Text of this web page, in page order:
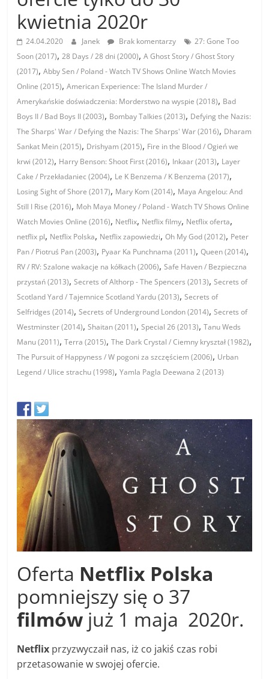
kwietnia 2020r
24.04.2020 Janek Brak komentarzy
27: Gone Too
Soon (2017),28 Days / 28 dni (2000),A Ghost Story / Ghost Story
(2017),Abby Sen / Poland - Watch TV Shows Online Watch Movies
Online (2015),American Experience: The Island Murder /
Amerykańskie doświadczenia: Morderstwo na wyspie (2018), Bad
Boys II / Bad Boys II (2003), Bombay Talkies (2013), Defying the Nazis:
The Sharps' War / Defying the Nazis: The Sharps' War (2016), Dharam
Sankat Mein (2015), Drishyam (2015), Fire in the Blood / Ogień we
krwi (2012), Harry Benson: Shoot First (2016), Inkaar (2013), Layer
Cake / Przekładaniec (2004), Le K Benzema / K Benzema (2017),
Losing Sight of Shore (2017), Mary Kom (2014), Maya Angelou: And
Still I Rise (2016), Moh Maya Money / Poland - Watch TV Shows Online
Watch Movies Online (2016), Netflix, Netflix filmy, Netflix oferta,
netflix pl, Netflix Polska, Netflix zapowiedzi,Oh My God (2012), Peter
Pan / Piotruś Pan (2003), Pyaar Ka Punchnama (2011),Queen (2014),
RV / RV: Szalone wakacje na kółkach (2006),Safe Haven / Bezpieczna
przystań (2013),Secrets of Althorp - The Spencers (2013),Secrets of
Scotland Yard / Tajemnice Scotland Yardu (2013),Secrets of
Selfridges (2014),Secrets of Underground London (2014),Secrets of
Westminster (2014),Shaitan (2011),Special 26 (2013),Tanu Weds
Manu (2011),Terra (2015),The Dark Crystal / Ciemny kryształ (1982),
The Pursuit of Happyness / W pogoni za szczęściem (2006), Urban
Legend / Ulice strachu (1998),Yamla Pagla Deewana 2 (2013)
Oferta Netflix Polska
pomniejszy się o 37
filmów już 1 maja 2020r.
Netflix przyzwyczaił nas, iż co jakiś czas robi
przetasowanie w swojej ofercie.